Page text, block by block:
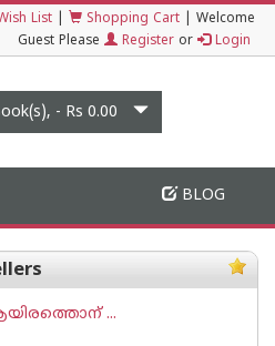
List Shopping Cart
Welcome
Guest Please
Register or Login
- Rs 0.00
BLOG
...